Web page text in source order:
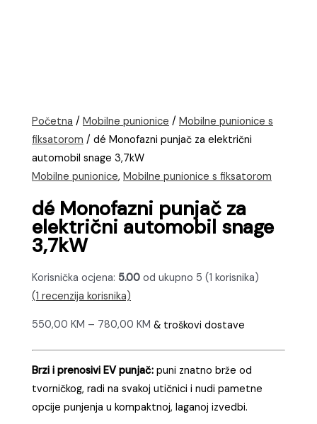
Početna /Mobilne punionice /Mobilne punionice s
fiksatorom / dé Monofazni punjač za električni
automobil snage 3,7kW
Mobilne punionice,Mobilne punionice s fiksatorom
dé Monofazni punjač za
električni automobil snage
3,7kW
Korisnička ocjena: 5.00 od ukupno 5 (1 korisnika)
(1 recenzija korisnika)
550,00KM – 780,00KM Raspon
550,00 KM
780,00 KM
& troškovi dostave
Brzi i prenosivi EV punjač: puni znatno brže od
tvorničkog, radi na svakoj utičnici i nudi pametne
opcije punjenja u kompaktnoj, laganoj izvedbi.